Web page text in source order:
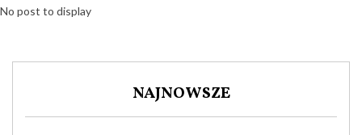
No post to display
NAJNOWSZE